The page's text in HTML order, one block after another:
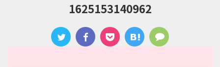
1625153140962